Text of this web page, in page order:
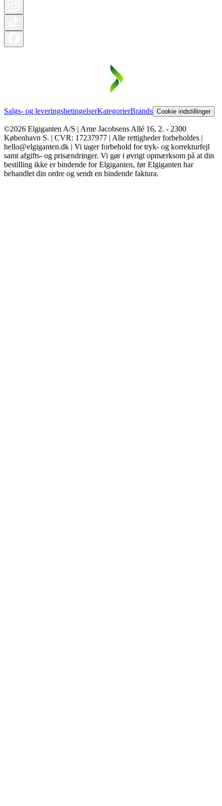
Salgs- og leveringsbetingelserKategorierBrands Cookie indstillinger
©2026 Elgiganten A/S | Arne Jacobsens Allé 16, 2. - 2300
København S. | CVR: 17237977 | Alle rettigheder forbeholdes |
hello@elgiganten.dk | Vi tager forbehold for tryk- og korrekturfejl
samt afgifts- og prisændringer. Vi gør i øvrigt opmærksom på at din
bestilling ikke er bindende for Elgiganten, før Elgiganten har
behandlet din ordre og sendt en bindende faktura.